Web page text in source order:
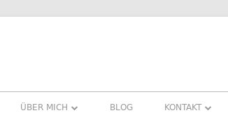
ÜBER MICH BLOG KONTAKT